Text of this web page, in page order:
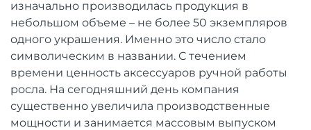
изначально производилась продукция в
небольшом объеме – не более 50 экземпляров
одного украшения. Именно это число стало
символическим в названии. С течением
времени ценность аксессуаров ручной работы
росла. На сегодняшний день компания
существенно увеличила производственные
мощности и занимается массовым выпуском